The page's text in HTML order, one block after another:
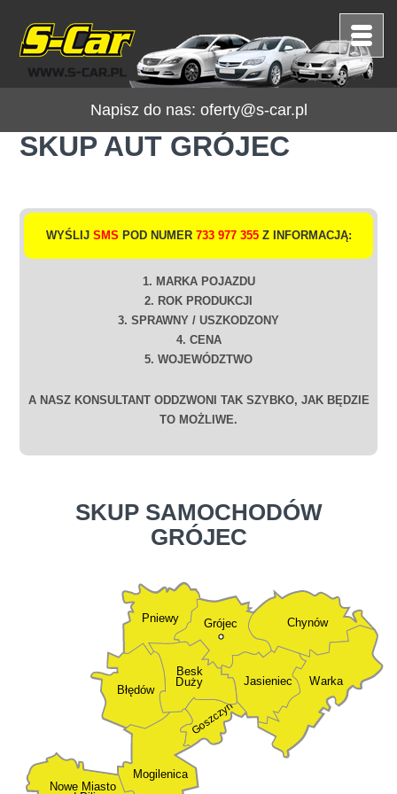
Napisz do nas: oferty@s-car.pl
SKUP AUT GRÓJEC
WYŚLIJ SMS POD NUMER 733 977 355Z INFORMACJĄ:
1. MARKA POJAZDU
2. ROK PRODUKCJI
3. SPRAWNY / USZKODZONY
4. CENA
5. WOJEWÓDZTWO
A NASZ KONSULTANT ODDZWONI TAK SZYBKO, JAK BĘDZIE
TO MOŻLIWE.
SKUP SAMOCHODÓW
GRÓJEC
Grójec
Pniewy Chynów
Warka
Jasieniec
Mogilenica
Nowe Miasto
Goszczyn
Besk
Duży
Błędów